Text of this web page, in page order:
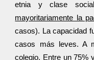
etnia y clase
mayoritariamente la
casos). La capacidad
casos más leves. A
colegio. Entre un 75%